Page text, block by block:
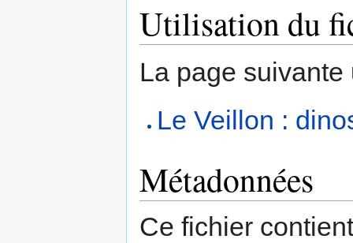
Utilisation du
La page
Le Veillon :
Métadonnées
Ce fichier